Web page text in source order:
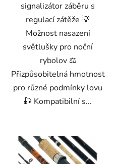
signalizátor záběru s
regulací zátěže 💡
Možnost nasazení
světlušky pro noční
rybolov ⚖️
Přizpůsobitelná hmotnost
pro různé podmínky lovu
🎣 Kompatibilní s...